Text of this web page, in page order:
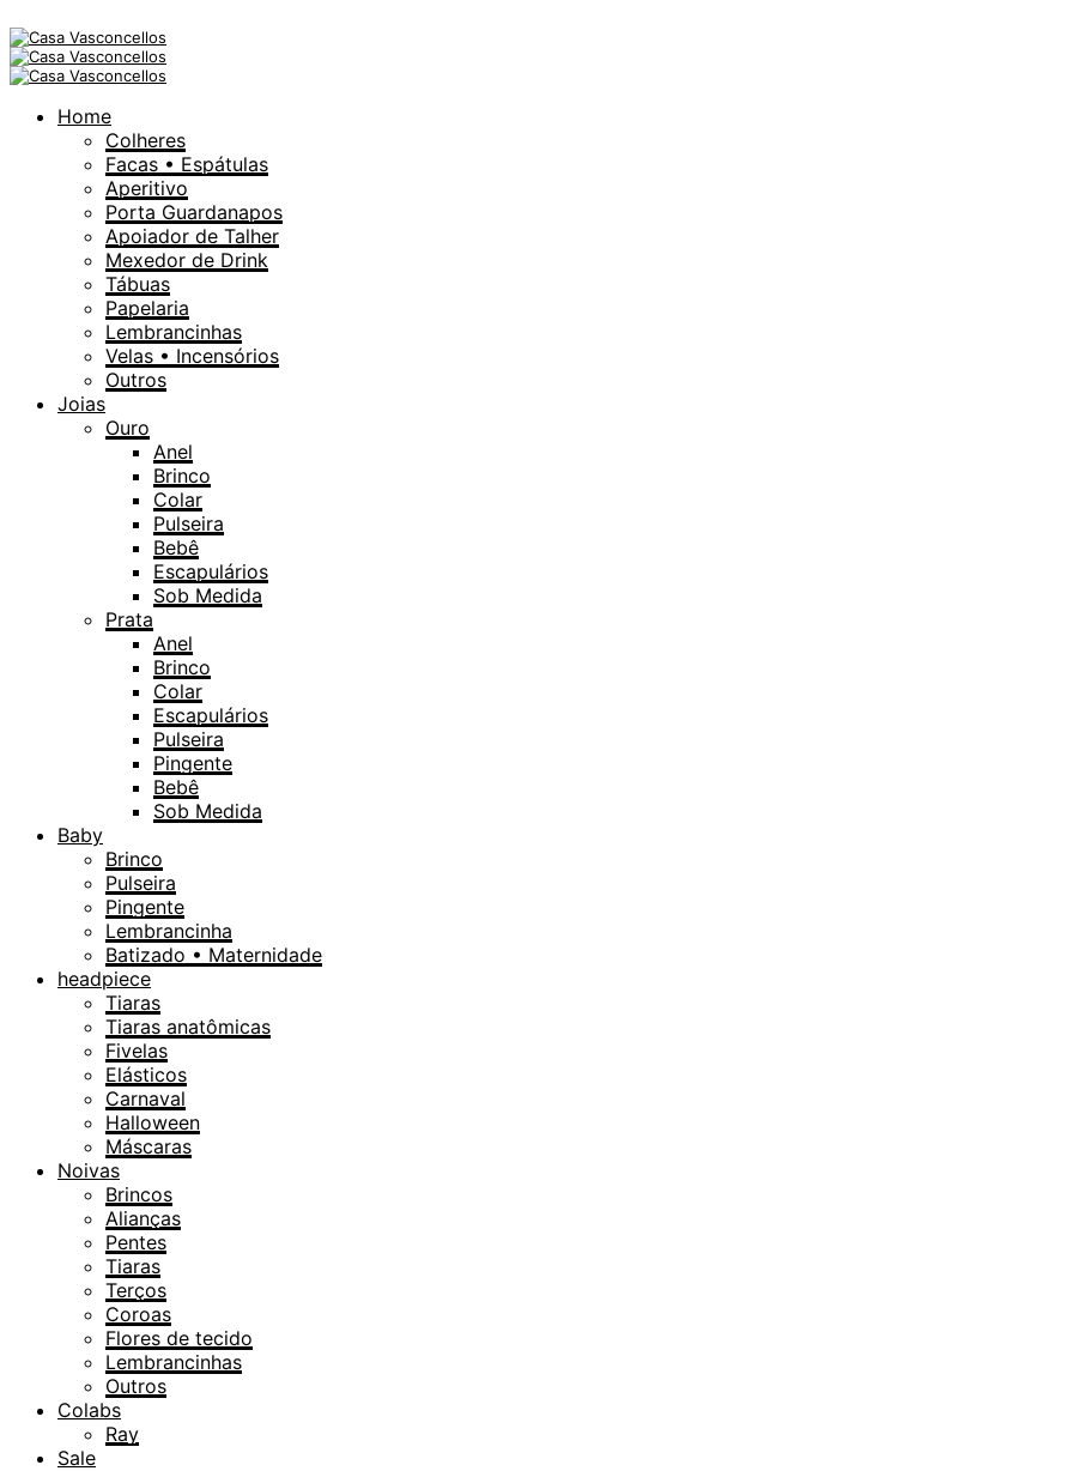
Home
Colheres
Facas • Espátulas
Aperitivo
Porta Guardanapos
Apoiador de Talher
Mexedor de Drink
Tábuas
Papelaria
Lembrancinhas
Velas • Incensórios
Outros
Joias
Ouro
Anel
Brinco
Colar
Pulseira
Bebê
Escapulários
Sob Medida
Prata
Anel
Brinco
Colar
Escapulários
Pulseira
Pingente
Bebê
Sob Medida
Baby
Brinco
Pulseira
Pingente
Lembrancinha
Batizado • Maternidade
headpiece
Tiaras
Tiaras anatômicas
Fivelas
Elásticos
Carnaval
Halloween
Máscaras
Noivas
Brincos
Alianças
Pentes
Tiaras
Terços
Coroas
Flores de tecido
Lembrancinhas
Outros
Colabs
Ray
Sale